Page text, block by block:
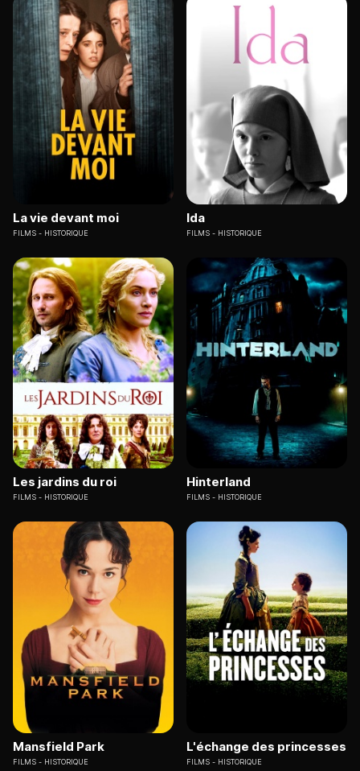
La vie devant moi
FILMS HISTORIQUE
Ida
FILMS HISTORIQUE
Les jardins du roi
FILMS HISTORIQUE
Hinterland
FILMS HISTORIQUE
Mansfield Park
FILMS HISTORIQUE
L'échange des princesses
FILMS HISTORIQUE